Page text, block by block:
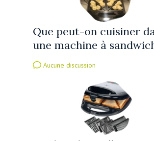
Que peut-on cuisiner
une machine à
Aucune discussion